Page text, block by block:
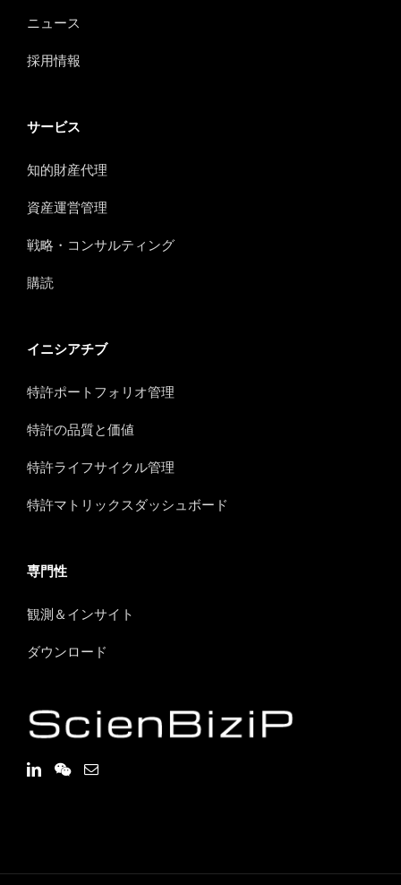
ニュース
採用情報
サービス
知的財産代理
資産運営管理
戦略・コンサルティング
購読
イニシアチブ
特許ポートフォリオ管理
特許の品質と価値
特許ライフサイクル管理
特許マトリックスダッシュボード
専門性
観測＆インサイト
ダウンロード